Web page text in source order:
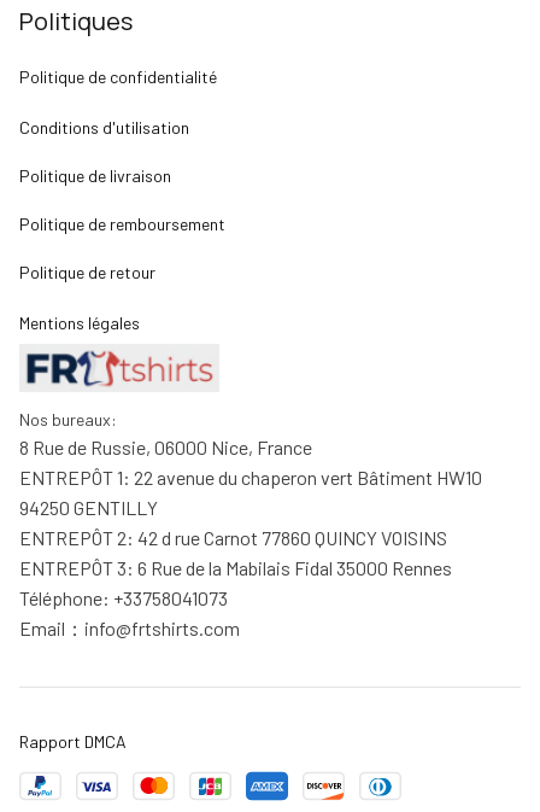
Politiques
Politique de confidentialité
Conditions d'utilisation
Politique de livraison
Politique de remboursement
Politique de retour
Mentions légales
Nos bureaux:
8 Rue de Russie, 06000 Nice, France
ENTREPÔT 1: 22 avenue du chaperon vert Bâtiment HW10
94250 GENTILLY
ENTREPÔT 2: 42 d rue Carnot 77860 QUINCY VOISINS
ENTREPÔT 3: 6 Rue de la Mabilais Fidal 35000 Rennes
Téléphone: +33758041073
Email： info@frtshirts.com
Rapport DMCA